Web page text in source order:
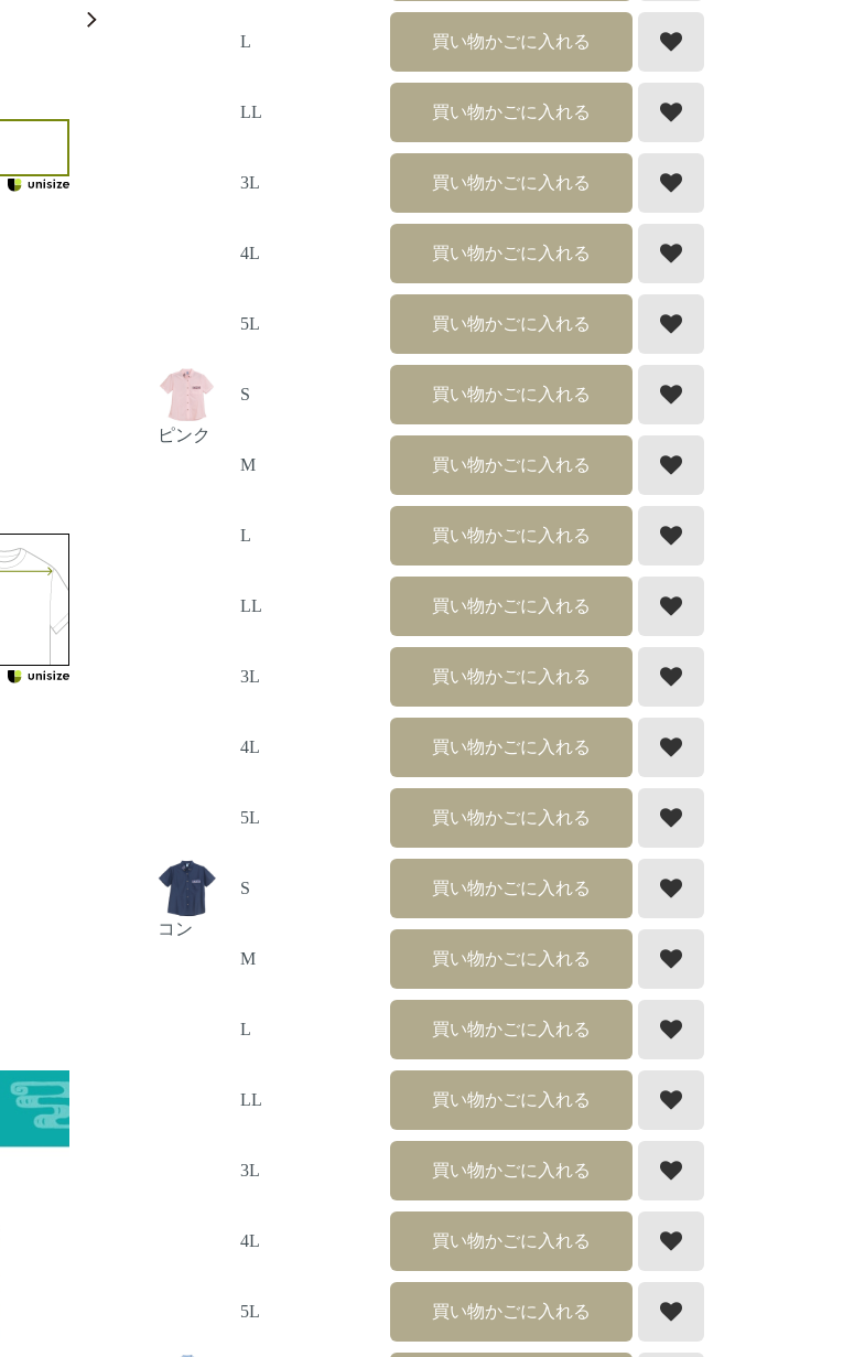
L 買い物かごに入れる
LL 買い物かごに入れる
3L 買い物かごに入れる
4L 買い物かごに入れる
5L 買い物かごに入れる
ピンク
S 買い物かごに入れる
M 買い物かごに入れる
L 買い物かごに入れる
LL 買い物かごに入れる
3L 買い物かごに入れる
4L 買い物かごに入れる
5L 買い物かごに入れる
コン
S 買い物かごに入れる
M 買い物かごに入れる
L 買い物かごに入れる
LL 買い物かごに入れる
3L 買い物かごに入れる
4L 買い物かごに入れる
5L 買い物かごに入れる